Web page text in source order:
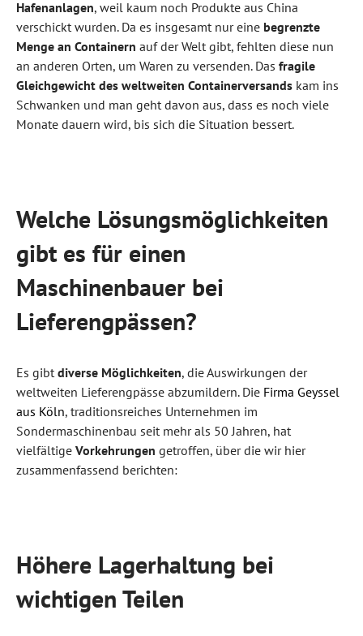
Hafenanlagen, weil kaum noch Produkte aus China
verschickt wurden. Da es insgesamt nur eine begrenzte
Menge an Containern auf der Welt gibt, fehlten diese nun
an anderen Orten, um Waren zu versenden. Das fragile
Gleichgewicht des weltweiten Containerversands kam ins
Schwanken und man geht davon aus, dass es noch viele
Monate dauern wird, bis sich die Situation bessert.
Welche Lösungsmöglichkeiten
gibt es für einen
Maschinenbauer bei
Lieferengpässen?
Es gibt diverse Möglichkeiten, die Auswirkungen der
weltweiten Lieferengpässe abzumildern. Die Firma Geyssel
aus Köln, traditionsreiches Unternehmen im
Sondermaschinenbau seit mehr als 50 Jahren, hat
vielfältige Vorkehrungen getroffen, über die wir hier
zusammenfassend berichten:
Höhere Lagerhaltung bei
wichtigen Teilen